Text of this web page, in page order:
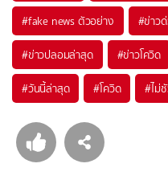
#fake news ตัวอย่าง #ข่าว
#ข่าวปลอมล่าสุด #ข่าวโควิด
#วันนี้ล่าสุด #โควิด #ไม่